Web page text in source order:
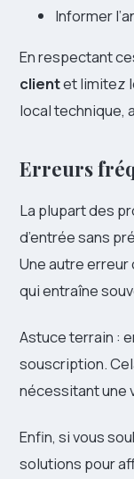
Informer
En respectant
clientet limitez
local technique,
Erreurs
La plupart des
d’entrée sans
Une autre erreur
qui entraîne
Astuce terrain :
souscription.
nécessitant une
Enfin, si vous
solutions pour